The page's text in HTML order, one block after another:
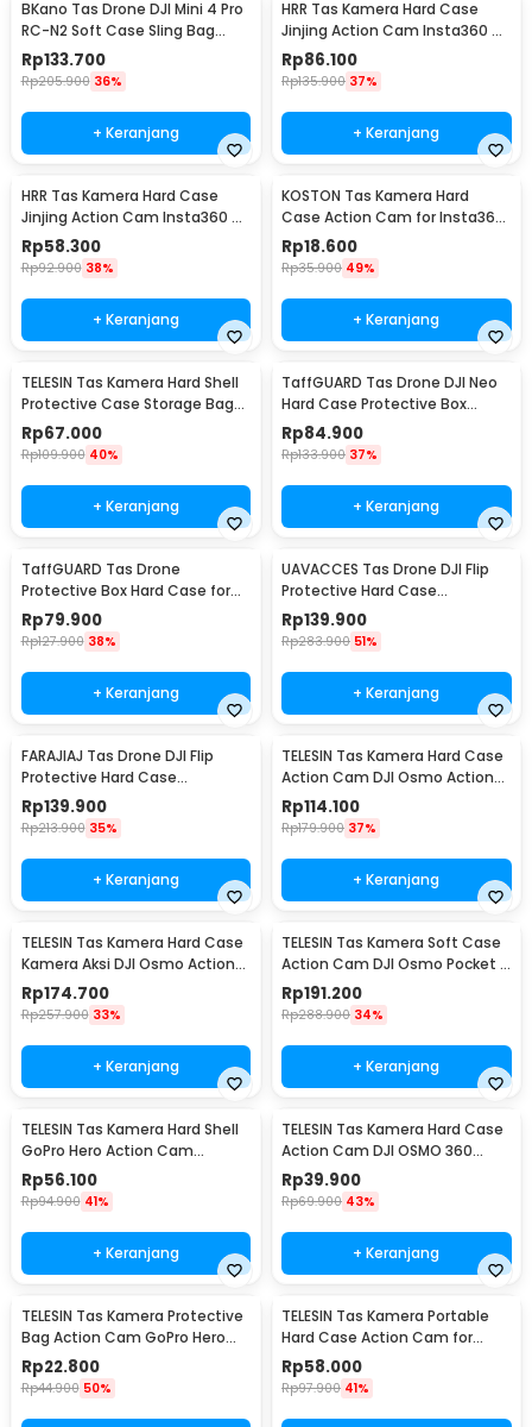
BKano Tas Drone DJI Mini 4 Pro
RC-N2 Soft Case Sling Bag
Storage Bag - M4-001
Rp133.700
Rp205.900 36%
+ Keranjang
HRR Tas Kamera Hard Case
Jinjing Action Cam Insta360 X3
X2 Waterproof - HR-32
Rp86.100
Rp135.900 37%
+ Keranjang
HRR Tas Kamera Hard Case
Jinjing Action Cam Insta360 X3
X2 Waterproof - HR-22
Rp58.300
Rp92.900 38%
+ Keranjang
KOSTON Tas Kamera Hard
Case Action Cam for Insta360
X3 Waterproof - KS-36
Rp18.600
Rp35.900 49%
+ Keranjang
TELESIN Tas Kamera Hard Shell
Protective Case Storage Bag
DJI Pocket 3 - S6-PRC-02-TDJ
Rp67.000
Rp109.900 40%
+ Keranjang
TaffGUARD Tas Drone DJI Neo
Hard Case Protective Box
Storage Bag - Y28
Rp84.900
Rp133.900 37%
+ Keranjang
TaffGUARD Tas Drone
Protective Box Hard Case for
DJI Neo - ER28
Rp79.900
Rp127.900 38%
+ Keranjang
UAVACCES Tas Drone DJI Flip
Protective Hard Case
Waterproof - UV33
Rp139.900
Rp283.900 51%
+ Keranjang
FARAJIAJ Tas Drone DJI Flip
Protective Hard Case
Waterproof - FJ30
Rp139.900
Rp213.900 35%
+ Keranjang
TELESIN Tas Kamera Hard Case
Action Cam DJI Osmo Action
3/4/5 Pro - S6-PRC-06-TDJ
Rp114.100
Rp179.900 37%
+ Keranjang
TELESIN Tas Kamera Hard Case
Kamera Aksi DJI Osmo Action
3/4/5 Pro - S6-PRC-05-TDJ
Rp174.700
Rp257.900 33%
+ Keranjang
TELESIN Tas Kamera Soft Case
Action Cam DJI Osmo Pocket 3
Waterproof - S6-PRC-08-TDJ
Rp191.200
Rp288.900 34%
+ Keranjang
TELESIN Tas Kamera Hard Shell
GoPro Hero Action Cam
Waterproof - S6-PRC-07
Rp56.100
Rp94.900 41%
+ Keranjang
TELESIN Tas Kamera Hard Case
Action Cam DJI OSMO 360
Waterproof - S6-PRC-21-TDJ
Rp39.900
Rp69.900 43%
+ Keranjang
TELESIN Tas Kamera Protective
Bag Action Cam GoPro Hero
13/12/11/10 - GP-PRC-M01-BK
Rp22.800
Rp44.900 50%
TELESIN Tas Kamera Portable
Hard Case Action Cam for
Insta360 X4/X5 - S6-PRC-19-
TIS
Rp58.000
Rp97.900 41%